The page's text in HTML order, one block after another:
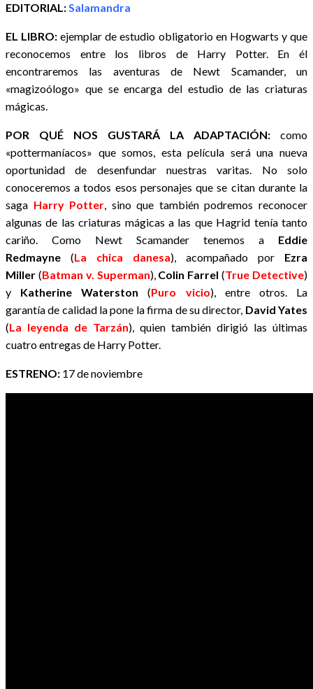
EDITORIAL:Salamandra
EL LIBRO: ejemplar de estudio obligatorio en Hogwarts y que
reconocemos entre los libros de Harry Potter. En él
encontraremos las aventuras de Newt Scamander, un
«magizoólogo» que se encarga del estudio de las criaturas
mágicas.
POR QUÉ NOS GUSTARÁ LA ADAPTACIÓN: como
«pottermaníacos» que somos, esta película será una nueva
oportunidad de desenfundar nuestras varitas. No solo
conoceremos a todos esos personajes que se citan durante la
saga Harry Potter, sino que también podremos reconocer
algunas de las criaturas mágicas a las que Hagrid tenía tanto
cariño. Como Newt Scamander tenemos a Eddie
Redmayne (La chica danesa), acompañado por Ezra
Miller (Batman v. Superman), Colin Farrel (True Detective)
y Katherine Waterston (Puro vicio), entre otros. La
garantía de calidad la pone la firma de su director, David Yates
(La leyenda de Tarzán), quien también dirigió las últimas
cuatro entregas de Harry Potter.
ESTRENO: 17 de noviembre